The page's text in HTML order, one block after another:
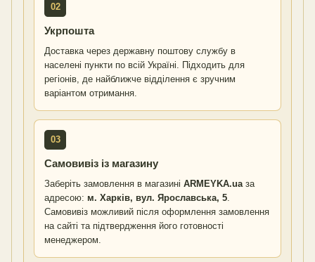
02
Укрпошта
Доставка через державну поштову службу в
населені пункти по всій Україні. Підходить для
регіонів, де найближче відділення є зручним
варіантом отримання.
03
Самовивіз із магазину
Заберіть замовлення в магазині ARMEYKA.ua за
адресою: м. Харків, вул. Ярославська, 5
Самовивіз можливий після оформлення замовлення
на сайті та підтвердження його готовності
менеджером.